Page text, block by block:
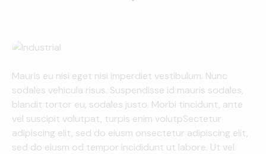
Mauris eu nisi eget nisi imperdiet vestibulum. Nunc
sodales vehicula risus. Suspendisse id mauris sodales,
blandit tortor eu, sodales justo. Morbi tincidunt, ante
vel suscipit volutpat, turpis enim volutpSectetur
adipiscing elit, sed do eiusm onsectetur adipiscing elit,
sed do eiusm od tempor incididunt ut labore. Ut vel